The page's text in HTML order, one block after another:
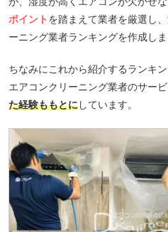
ポイント を踏まえて業者を厳選し
ーニング業者ランキングを作成しま
ちなみにこれから紹介するランキ
エアコンクリーニング業者のサー
た経験ももとにしています。